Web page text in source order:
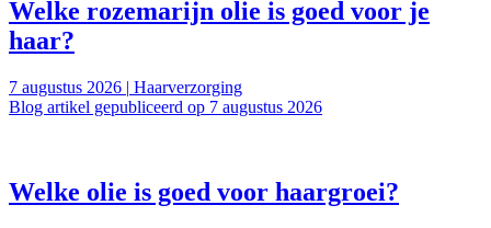
Welke rozemarijn olie is goed voor je
haar?
7 augustus 2026 | Haarverzorging
Blog artikel gepubliceerd op 7 augustus 2026
Welke olie is goed voor haargroei?